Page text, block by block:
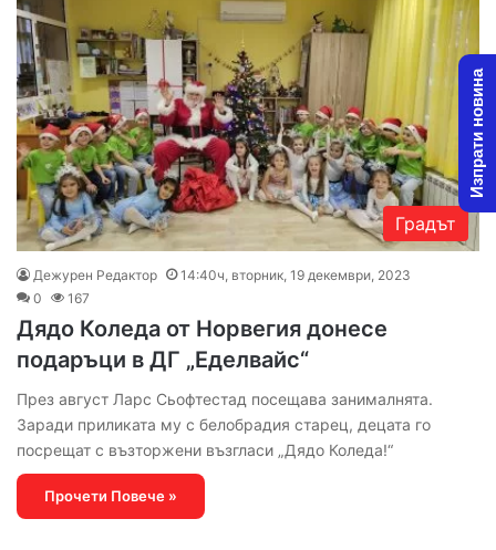
Градът
Дежурен Редактор
14:40ч, вторник, 19 декември, 2023
0
167
Дядо Коледа от Норвегия донесе
подаръци в ДГ „Еделвайс“
През август Ларс Сьофтестад посещава занималнята.
Заради приликата му с белобрадия старец, децата го
посрещат с възторжени възгласи „Дядо Коледа!“
Прочети Повече »
Изпрати новина